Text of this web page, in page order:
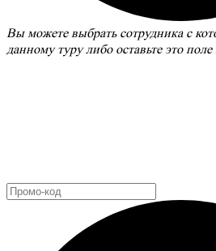
Вы можете выбрать сотрудника с
данному туру либо оставьте это